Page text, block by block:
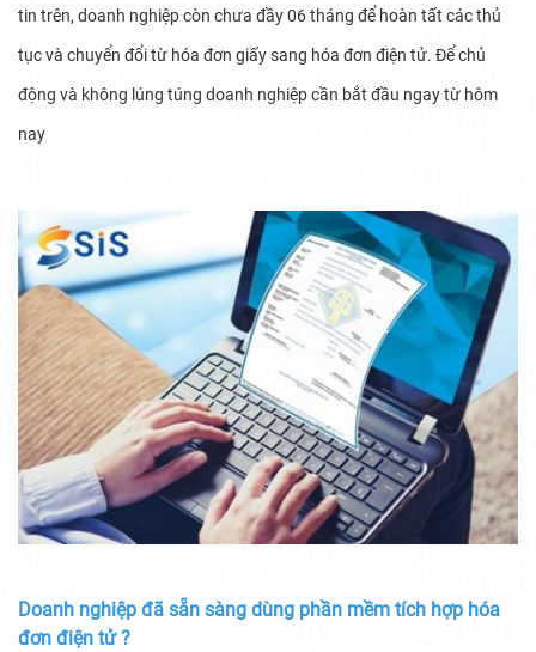
tin trên, doanh nghiệp còn chưa đầy 06 tháng để hoàn tất các thủ
tục và chuyển đổi từ hóa đơn giấy sang hóa đơn điện tử. Để chủ
động và không lúng túng doanh nghiệp cần bắt đầu ngay từ hôm
nay
Doanh nghiệp đã sẵn sàng dùng phần mềm tích hợp hóa
đơn điện tử ?